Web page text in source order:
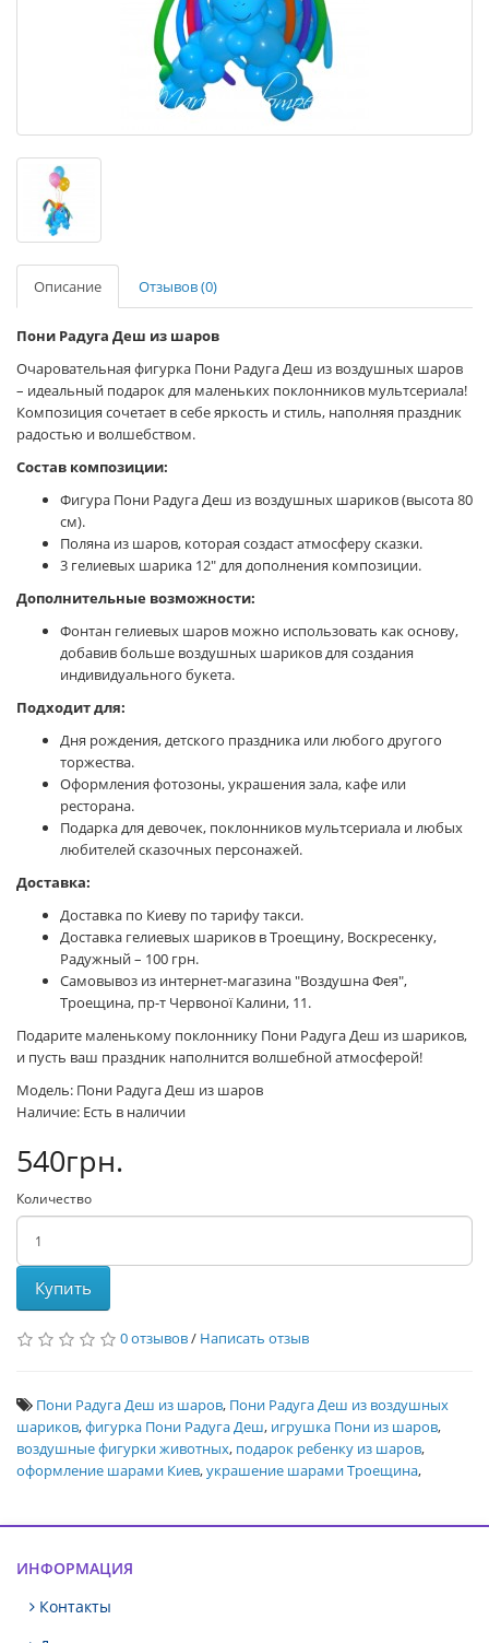
Описание Отзывов (0)
Пони Радуга Деш из шаров
Очаровательная фигурка Пони Радуга Деш из воздушных шаров
– идеальный подарок для маленьких поклонников мультсериала!
Композиция сочетает в себе яркость и стиль, наполняя праздник
радостью и волшебством.
Состав композиции:
Фигура Пони Радуга Деш из воздушных шариков (высота 80
см).
Поляна из шаров, которая создаст атмосферу сказки.
3 гелиевых шарика 12" для дополнения композиции.
Дополнительные возможности:
Фонтан гелиевых шаров можно использовать как основу,
добавив больше воздушных шариков для создания
индивидуального букета.
Подходит для:
Дня рождения, детского праздника или любого другого
торжества.
Оформления фотозоны, украшения зала, кафе или
ресторана.
Подарка для девочек, поклонников мультсериала и любых
любителей сказочных персонажей.
Доставка:
Доставка по Киеву по тарифу такси.
Доставка гелиевых шариков в Троещину, Воскресенку,
Радужный – 100 грн.
Самовывоз из интернет-магазина "Воздушна Фея",
Троещина, пр-т Червоної Калини, 11.
Подарите маленькому поклоннику Пони Радуга Деш из шариков,
и пусть ваш праздник наполнится волшебной атмосферой!
Модель: Пони Радуга Деш из шаров
Наличие: Есть в наличии
540грн.
Количество
Купить
0 отзывов/ Написать отзыв
Пони Радуга Деш из шаров, Пони Радуга Деш из воздушных
шариков,фигурка Пони Радуга Деш, игрушка Пони из шаров,
воздушные фигурки животных, подарок ребенку из шаров,
оформление шарами Киев,украшение шарами Троещина,
ИНФОРМАЦИЯ
Контакты